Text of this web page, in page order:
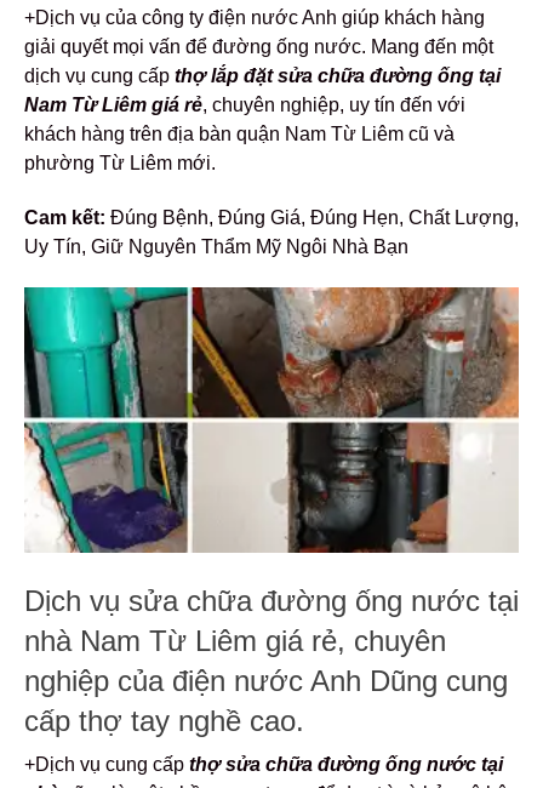
+Dịch vụ của công ty điện nước Anh giúp khách hàng
giải quyết mọi vấn để đường ống nước. Mang đến một
dịch vụ cung cấp thợ lắp đặt sửa chữa đường ống tại
Nam Từ Liêm giá rẻ, chuyên nghiệp, uy tín đến với
khách hàng trên địa bàn quận Nam Từ Liêm cũ và
phường Từ Liêm mới.
Cam kết: Đúng Bệnh, Đúng Giá, Đúng Hẹn, Chất Lượng,
Uy Tín, Giữ Nguyên Thẩm Mỹ Ngôi Nhà Bạn
Dịch vụ sửa chữa đường ống nước tại
nhà Nam Từ Liêm giá rẻ, chuyên
nghiệp của điện nước Anh Dũng cung
cấp thợ tay nghề cao.
+Dịch vụ cung cấp thợ sửa chữa đường ống nước tại